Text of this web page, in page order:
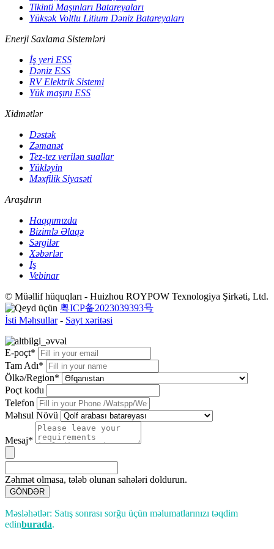
Tikinti Maşınları Batareyaları
Yüksək Voltlu Litium Dəniz Batareyaları
Enerji Saxlama Sistemləri
İş yeri ESS
Dəniz ESS
RV Elektrik Sistemi
Yük maşını ESS
Xidmətlər
Dəstək
Zəmanət
Tez-tez verilən suallar
Yükləyin
Məxfilik Siyasəti
Araşdırın
Haqqımızda
Bizimlə Əlaqə
Sərgilər
Xəbərlər
İş
Vebinar
© Müəllif hüquqları - Huizhou ROYPOW Texnologiya Şirkəti, Ltd.
粤ICP备2023039393号
İsti Məhsullar- Sayt xəritəsi
E-poçt*
Tam Adı*
Ölkə/Region*
Poçt kodu
Telefon
Məhsul Növü
Mesaj*
Zəhmət olmasa, tələb olunan sahələri doldurun.
GÖNDƏR
Məsləhətlər: Satış sonrası sorğu üçün məlumatlarınızı təqdim
edinburada.